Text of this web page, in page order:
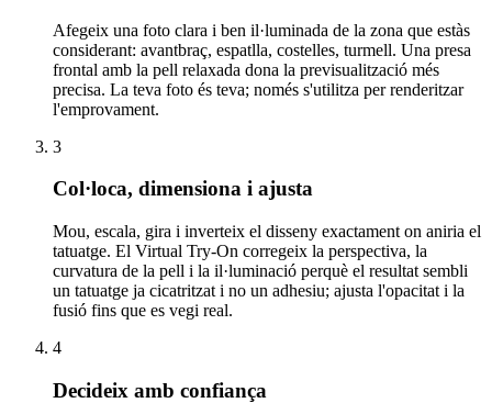
Afegeix una foto clara i ben il·luminada de la zona que estàs
considerant: avantbraç, espatlla, costelles, turmell. Una presa
frontal amb la pell relaxada dona la previsualització més
precisa. La teva foto és teva; només s'utilitza per renderitzar
l'emprovament.
3
Col·loca, dimensiona i ajusta
Mou, escala, gira i inverteix el disseny exactament on aniria el
tatuatge. El Virtual Try-On corregeix la perspectiva, la
curvatura de la pell i la il·luminació perquè el resultat sembli
un tatuatge ja cicatritzat i no un adhesiu; ajusta l'opacitat i la
fusió fins que es vegi real.
4
Decideix amb confiança